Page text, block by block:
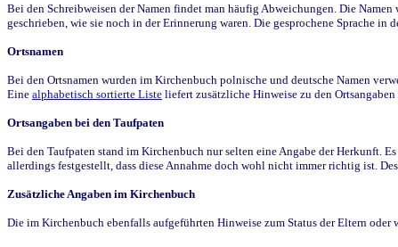
Bei den Schreibweisen der Namen findet man häufig Abweichungen. Die
geschrieben, wie sie noch in der Erinnerung waren. Die gesprochene Sprache
Ortsnamen
Bei den Ortsnamen wurden im Kirchenbuch polnische und deutsche Namen
Eine alphabetisch sortierte Liste liefert zusätzliche Hinweise zu den
Ortsangaben bei den Taufpaten
Bei den Taufpaten stand im Kirchenbuch nur selten eine Angabe der Herkunft.
allerdings festgestellt, dass diese Annahme doch wohl nicht immer richtig ist.
Zusätzliche Angaben im Kirchenbuch
Die im Kirchenbuch ebenfalls aufgeführten Hinweise zum Status der Eltern oder